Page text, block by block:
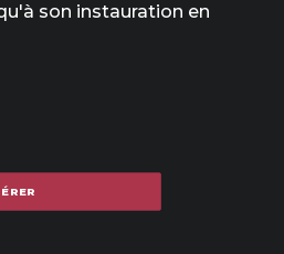
son instauration en